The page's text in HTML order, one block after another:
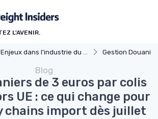
L'AVENIR.
Enjeux dans l'industrie du fret Gestion
Blog
de 3 euros par colis
UE : ce qui change pour
chains import dès juillet
des cookies